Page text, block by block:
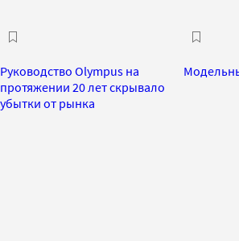
Руководство Olympus на
протяжении 20 лет скрывало
убытки от рынка